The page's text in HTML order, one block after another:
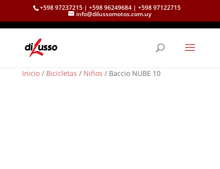
+598 97237215 | +598 96249684 | +598 97122715
info@dilussomotos.com.uy
Inicio/ Bicicletas / Niños / Baccio NUBE 10